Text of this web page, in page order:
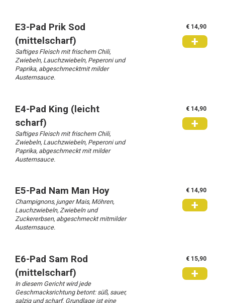
E3-Pad Prik Sod
(mittelscharf)
Saftiges Fleisch mit frischem Chili,
Zwiebeln, Lauchzwiebeln, Peperoni und
Paprika, abgeschmecktmit milder
Austernsauce.
€ 14,90
+
E4-Pad King (leicht
scharf)
Saftiges Fleisch mit frischem Chili,
Zwiebeln, Lauchzwiebeln, Peperoni und
Paprika, abgeschmeckt mit milder
Austernsauce.
€ 14,90
+
E5-Pad Nam Man Hoy
Champignons, junger Mais, Möhren,
Lauchzwiebeln, Zwiebeln und
Zuckererbsen, abgeschmeckt mitmilder
Austernsauce.
€ 14,90
+
E6-Pad Sam Rod
(mittelscharf)
In diesem Gericht wird jede
Geschmacksrichtung betont: süß, sauer,
salzig und scharf. Grundlage ist eine
€ 15,90
+